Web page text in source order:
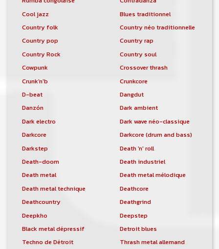
Cool jazz
Blues traditionnel
Country folk
Country néo traditionnelle
Country pop
Country rap
Country Rock
Country soul
Cowpunk
Crossover thrash
Crunk'n'b
Crunkcore
D-beat
Dangdut
Danzón
Dark ambient
Dark electro
Dark wave néo-classique
Darkcore
Darkcore (drum and bass)
Darkstep
Death 'n' roll
Death-doom
Death industriel
Death metal
Death metal mélodique
Death metal technique
Deathcore
Deathcountry
Deathgrind
Deepkho
Deepstep
Black metal dépressif
Detroit blues
Techno de Détroit
Thrash metal allemand